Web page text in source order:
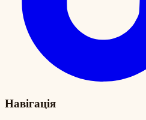
Навігація